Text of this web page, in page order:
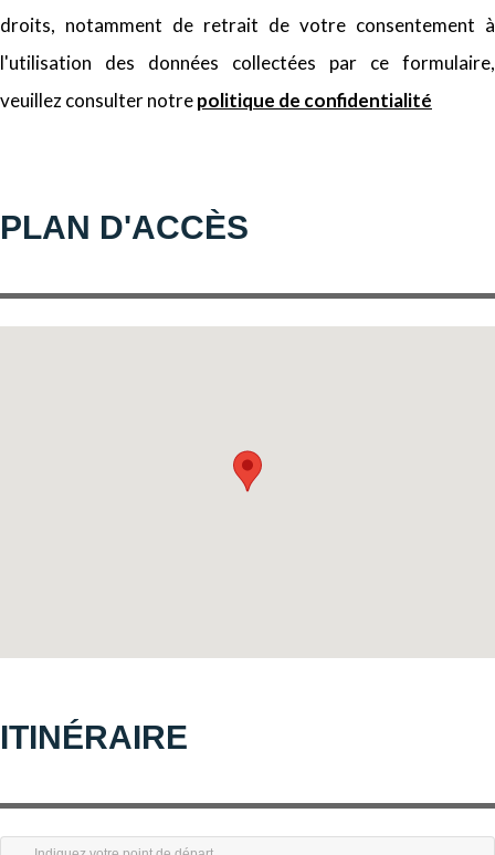
droits, notamment de retrait de votre consentement à
l'utilisation des données collectées par ce formulaire,
veuillez consulter notrepolitique de confidentialité
PLAN D'ACCÈS
ITINÉRAIRE